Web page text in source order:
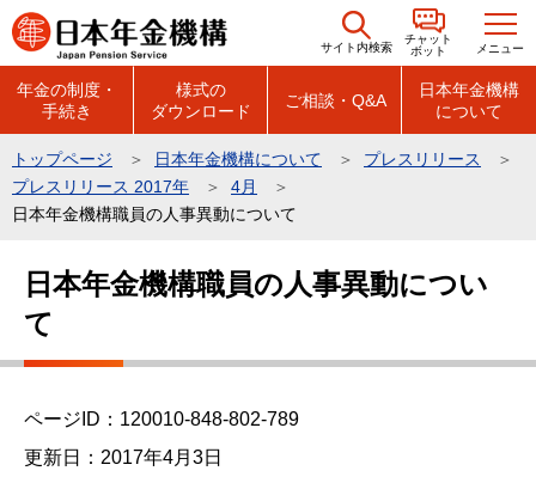
こ
の
の
先
サイト内検索
チャット
ボット
メニュー
年金の制度・
手続き
様式の
ダウンロード
ご相談・Q&A
日本年金機構
について
トップページ 日本年金機構について
プレスリリース
プレスリリース 2017年
4月
日本年金機構職員の人事異動について
日本年金機構職員の人事異動につい
て
ページID：120010-848-802-789
更新日：2017年4月3日